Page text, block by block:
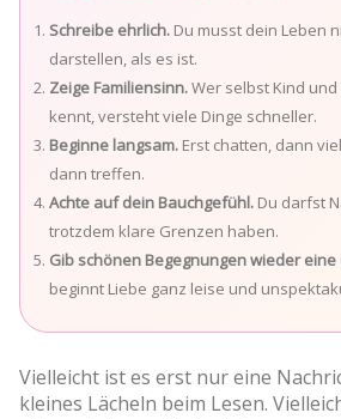
Schreibe ehrlich. Du musst dein Leben
darstellen, als es ist.
Zeige Familiensinn.Wer selbst Kind
kennt, versteht viele Dinge schneller.
Beginne langsam. Erst chatten, dann
dann treffen.
Achte auf dein Bauchgefühl. Du darfst
trotzdem klare Grenzen haben.
Gib schönen Begegnungen wieder eine
beginnt Liebe ganz leise und
Vielleicht ist es erst nur eine
kleines Lächeln beim Lesen.